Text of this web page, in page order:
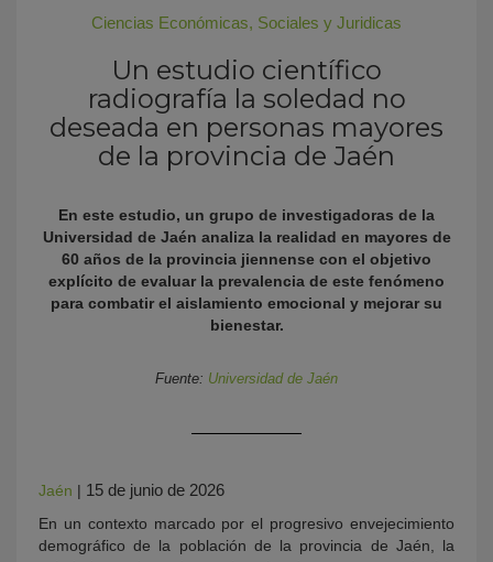
Ciencias Económicas, Sociales y Juridicas
Un estudio científico
radiografía la soledad no
deseada en personas mayores
de la provincia de Jaén
En este estudio, un grupo de investigadoras de la
Universidad de Jaén analiza la realidad en mayores de
60 años de la provincia jiennense con el objetivo
explícito de evaluar la prevalencia de este fenómeno
para combatir el aislamiento emocional y mejorar su
bienestar.
Fuente: Universidad de Jaén
Jaén | 15 de junio de 2026
En un contexto marcado por el progresivo envejecimiento
demográfico de la población de la provincia de Jaén, la